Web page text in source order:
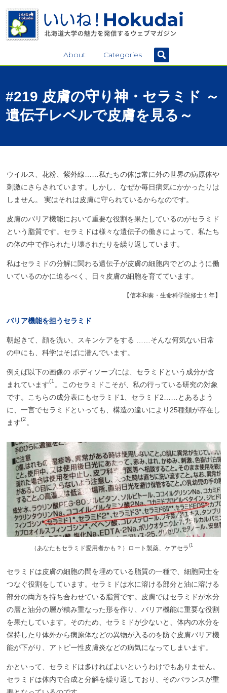
About Categories
#219 皮膚の守り神・ セラミド ～
遺伝子レベルで皮膚を見る ～
ウイルス、花粉、紫外線……私たちの体は常に外の世界の病原体や
刺激にさらされています。しかし、なぜか毎日病気にかかったりは
しません。 実はそれは皮膚に守られているからなのです。
皮膚のバリア機能において重要な役割を果たしているのがセラミド
という脂質です。セラミドは様々な遺伝子の働きによって、私たち
の体の中で作られたり壊されたりを繰り返しています。
私はセラミドの分解に関わる遺伝子が皮膚の細胞内でどのように働
いているのかに迫るべく、日々皮膚の細胞を育てています。
【信本和奏・生命科学院修士１年】
バリア機能を担うセラミド
朝起きて、顔を洗い、スキンケアをする ……そんな何気ない日常
の中にも、科学はそばに潜んでいます。
例えば以下の画像の ボディソープには、セラミドという成分が含
まれています(1 。このセラミドこそが、私の行っている研究の対象
です。こちらの成分表にもセラミド1、セラミド2……とあるよう
に、一言でセラミドといっても、構造の違いにより25種類が存在し
ます(2 。
（あなたもセラミド愛用者かも？）ロート製薬、ケアセラ (1
セラミドは皮膚の細胞の間を埋めている脂質の一種で、細胞同士を
つなぐ役割をしています。セラミドは水に溶ける部分と油に溶ける
部分の両方を持ち合わせている脂質です。皮膚ではセラミドが水分
の層と油分の層が積み重なった形を作り、バリア機能に重要な役割
を果たしています。そのため、セラミドが少ないと、体内の水分を
保持したり体外から病原体などの異物が入るのを防ぐ皮膚バリア機
能が下がり、アトピー性皮膚炎などの病気になってしまいます。
かといって、セラミドは多ければよいというわけでもありません。
セラミドは体内で合成と分解を繰り返しており、そのバランスが重